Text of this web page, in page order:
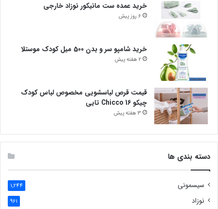
خرید عمده ست مانیکور نوزاد خارجی
6 روز پیش
خرید شامپو سر و بدن 500 میل کودک موستلا
2 هفته پیش
قیمت قرص لباسشویی مخصوص لباس کودک
چیکو Chicco 16 تایی
3 هفته پیش
دسته بندی ها
سیسمونی 1,244
نوزاد 961